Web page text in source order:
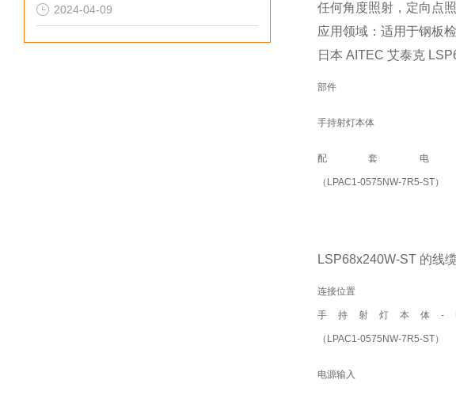
2024-04-09
任何角度照射，定向点
应用领域：适用于钢板
日本 AITEC 艾泰克
部件
手持射灯本体
配套电
（LPAC1‑0575NW‑7R5‑ST）
LSP68x240W‑ST 的线
连接位置
手持射灯本体‑
（LPAC1‑0575NW‑7R5‑ST）
电源输入